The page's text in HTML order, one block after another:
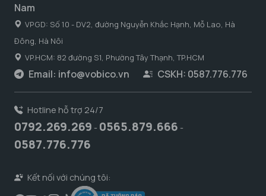
Nam
VPGD: Số 10 - DV2, đường Nguyễn Khắc Hạnh, Mỗ Lao, Hà
Đông, Hà Nôi
VP.HCM: 82 đường S1, Phường Tây Thạnh, TP.HCM
Email: info@vobico.vn CSKH: 0587.776.776
Hotline hỗ trợ 24/7
0792.269.269 - 0565.879.666 -
0587.776.776
Kết nối với chúng tôi: